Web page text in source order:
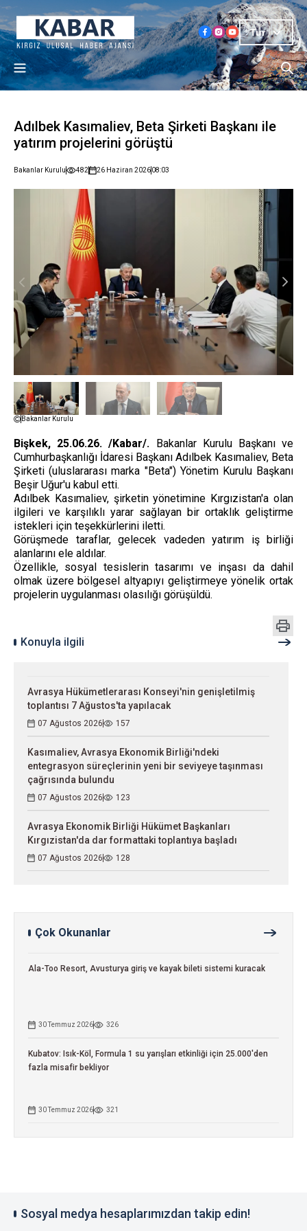
Tur
Adılbek Kasımaliev, Beta Şirketi Başkanı ile
yatırım projelerini görüştü
Bakanlar Kurulu 482 26 Haziran 202608:03
Bakanlar Kurulu
Bişkek, 25.06.26. /Kabar/.
Bakanlar Kurulu Başkanı ve
Cumhurbaşkanlığı İdaresi Başkanı Adılbek Kasımaliev, Beta
Şirketi (uluslararası marka "Beta") Yönetim Kurulu Başkanı
Beşir Uğur'u kabul etti.
Adılbek Kasımaliev, şirketin yönetimine Kırgızistan'a olan
ilgileri ve karşılıklı yarar sağlayan bir ortaklık geliştirme
istekleri için teşekkürlerini iletti.
Görüşmede taraflar, gelecek vadeden yatırım iş birliği
alanlarını ele aldılar.
Özellikle, sosyal tesislerin tasarımı ve inşası da dahil
olmak üzere bölgesel altyapıyı geliştirmeye yönelik ortak
projelerin uygulanması olasılığı görüşüldü.
Konuyla ilgili
Avrasya Hükümetlerarası Konseyi'nin genişletilmiş
toplantısı 7 Ağustos'ta yapılacak
07 Ağustos 2026 157
Kasımaliev, Avrasya Ekonomik Birliği'ndeki
entegrasyon süreçlerinin yeni bir seviyeye taşınması
çağrısında bulundu
07 Ağustos 2026 123
Avrasya Ekonomik Birliği Hükümet Başkanları
Kırgızistan'da dar formattaki toplantıya başladı
07 Ağustos 2026 128
Çok Okunanlar
Ala-Too Resort, Avusturya giriş ve kayak bileti sistemi kuracak
30 Temmuz 2026 326
Kubatov: Isık-Köl, Formula 1 su yarışları etkinliği için 25.000'den
fazla misafir bekliyor
30 Temmuz 2026 321
Sosyal medya hesaplarımızdan takip edin!